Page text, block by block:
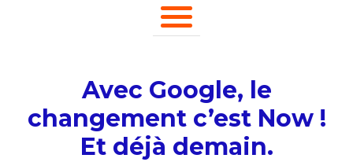
Avec Google, le
changement c’est Now !
Et déjà demain.